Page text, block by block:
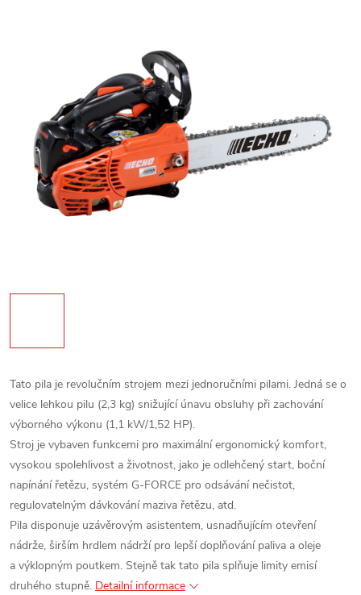
Tato pila je revolučním strojem mezi jednoručními pilami. Jedná se o
velice lehkou pilu (2,3 kg) snižující únavu obsluhy při zachování
výborného výkonu (1,1 kW/1,52 HP).
Stroj je vybaven funkcemi pro maximální ergonomický komfort,
vysokou spolehlivost a životnost, jako je odlehčený start, boční
napínání řetězu, systém G-FORCE pro odsávání nečistot,
regulovatelným dávkování maziva řetězu, atd.
Pila disponuje uzávěrovým asistentem, usnadňujícím otevření
nádrže, širším hrdlem nádrží pro lepší doplňování paliva a oleje
a výklopným poutkem. Stejně tak tato pila splňuje limity emisí
druhého stupně. Detailní informace